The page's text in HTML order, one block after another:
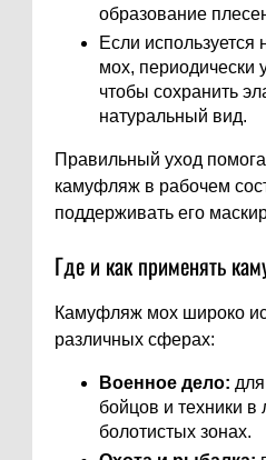
образование
Если используется
мох, периодически
чтобы сохранить
натуральный вид.
Правильный уход
камуфляж в рабочем
поддерживать его
Где и как применять
Камуфляж мох широко
различных сферах:
Военное дело:
бойцов и техники в
болотистых зонах.